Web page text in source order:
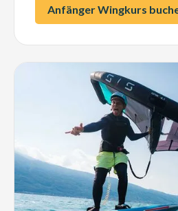
Anfänger Wingkurs